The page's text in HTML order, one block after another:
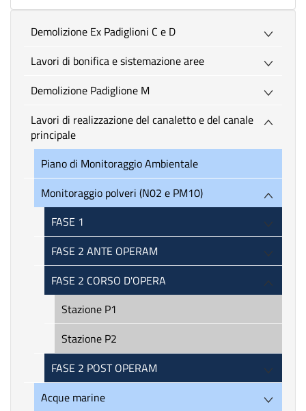
Demolizione Ex Padiglioni C e D
Lavori di bonifica e sistemazione aree
Demolizione Padiglione M
Lavori di realizzazione del canaletto e del canale
principale
Piano di Monitoraggio Ambientale
Monitoraggio polveri (N02 e PM10)
FASE 1
FASE 2 ANTE OPERAM
FASE 2 CORSO D'OPERA
Stazione P1
Stazione P2
FASE 2 POST OPERAM
Acque marine